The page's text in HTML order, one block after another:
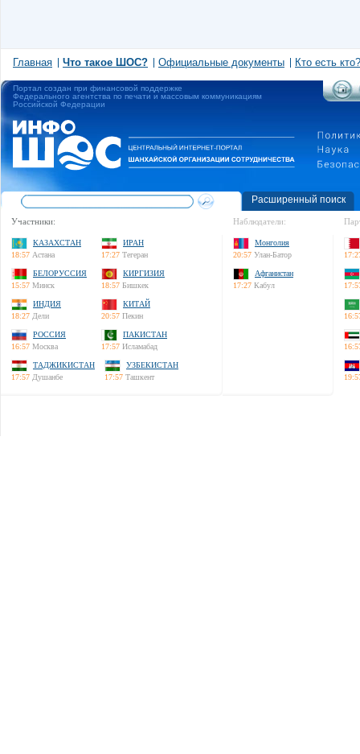
Главная Что такое ШОС? Официальные документы Кто есть кто?
Портал создан при финансовой поддержке
Федерального агентства по печати и массовым коммуникациям
Российской Федерации
Расширенный поиск
Участники:
КАЗАХСТАН
18:57 Астана
ИРАН
17:27 Тегеран
БЕЛОРУССИЯ
15:57 Минск
КИРГИЗИЯ
18:57 Бишкек
ИНДИЯ
18:27 Дели
КИТАЙ
20:57 Пекин
РОССИЯ
16:57 Москва
ПАКИСТАН
17:57 Исламабад
ТАДЖИКИСТАН
17:57 Душанбе
УЗБЕКИСТАН
17:57 Ташкент
Наблюдатели:
Монголия
20:57 Улан-Батор
Афганистан
17:27 Кабул